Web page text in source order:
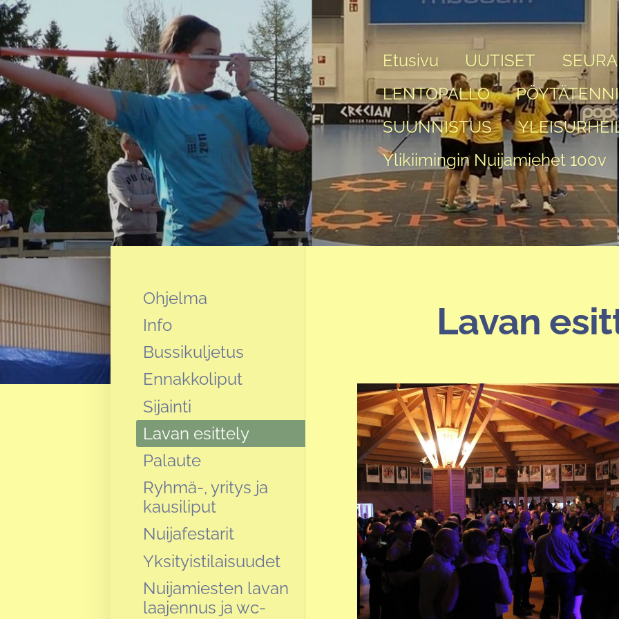
Siirry
sivun
sisältöön
Sivuston etusivulle Etusivu UUTISET
SEURA
LENTOPALLO
SUUNNISTUS
Ylikiimingin Nuijamiehet 100v
Ohjelma
Info
Bussikuljetus
Ennakkoliput
Sijainti
Lavan esittely
Palaute
Ryhmä-, yritys ja
kausiliput
Nuijafestarit
Yksityistilaisuudet
Nuijamiesten lavan
laajennus ja wc-
Lavan